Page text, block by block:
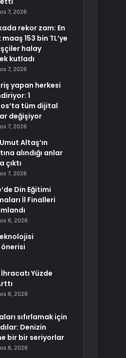
7, 2026
rekor zam: En
153 bin TL’ye
işçiler halay
kutladı
7, 2026
yapan herkesi
1
tüm dijital
değişiyor
7, 2026
Altaş’ın
alındığı anlar
çıktı
7, 2026
Din Eğitimi
İl Finalleri
6, 2026
İhracatı Yüzde
6, 2026
sıfırlamak için
Denizin
bir bir seriyorlar
6, 2026